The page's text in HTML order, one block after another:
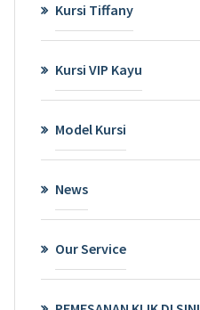
Kursi Tiffany
Kursi VIP Kayu
Model Kursi
News
Our Service